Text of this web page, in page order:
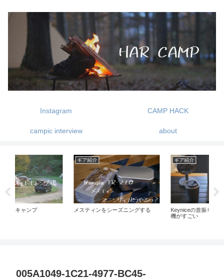
Instagram CAMP HACK
campic interview about
ギア紹介
Keyniceの首振り機能付き卓上扇風
ギア紹介
MSRのコンパクトケトル -ピカ 1L
005A1049-1C21-4977-BC45-